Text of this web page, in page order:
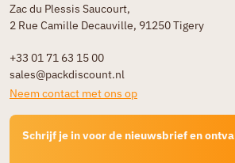
Zac du Plessis Saucourt,
2 Rue Camille Decauville, 91250 Tigery
+33 01 71 63 15 00
sales@packdiscount.nl
Neem contact met ons op
Schrijf je in voor de nieuwsbrief en